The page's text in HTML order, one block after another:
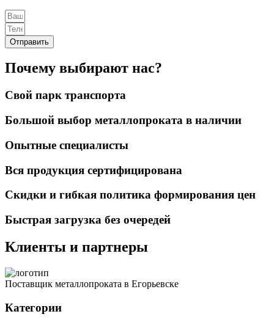
Отправить
Почему выбирают нас?
Свой парк транспорта
Большой выбор металлопроката в наличии
Опытные специалисты
Вся продукция сертифицирована
Скидки и гибкая политика формирования цен
Быстрая загрузка без очередей
Клиенты и партнеры
Поставщик металлопроката в Егорьевске
Категории